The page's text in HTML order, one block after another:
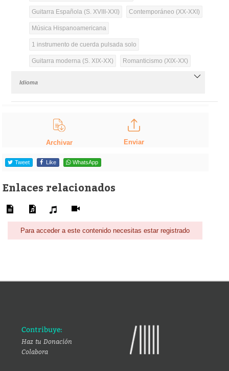
Guitarra Española (S. XVIII-XXI) Contemporáneo (XX-XXI)
Música Hispanoamericana
1 instrumento de cuerda pulsada solo
Guitarra moderna (S. XIX-XX) Romanticismo (XIX-XX)
Idioma
Archivar Enviar
Tweet Like WhatsApp
Enlaces relacionados
Para acceder a este contenido necesitas estar registrado
Contribuye:
Haz tu Donación
Colabora